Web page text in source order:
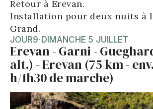
Retour à Erevan.
Installation pour deux nuits à
Grand.
JOUR9· DIMANCHE 5 JUILLET
Erevan - Garni -
alt.) - Erevan (75 km -
h/1h30 de marche)